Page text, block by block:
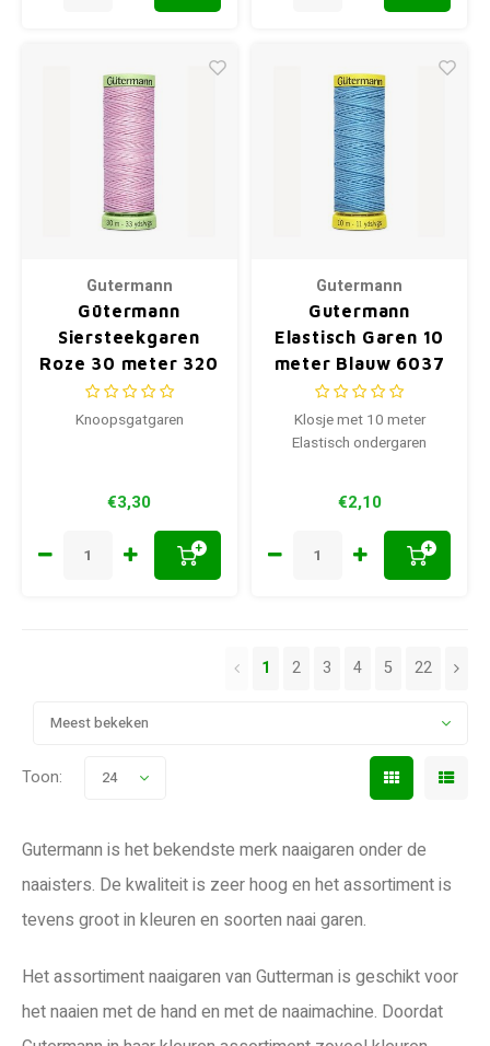
Gutermann
Gütermann
Siersteekgaren
Roze 30 meter 320
Knoopsgatgaren
€3,30
+
Gutermann
Gutermann
Elastisch Garen 10
meter Blauw 6037
Klosje met 10 meter
Elastisch ondergaren
€2,10
+
Meest bekeken
1 2 3 4 5 22
Toon: 24
Gutermann is het bekendste merk naaigaren onder de
naaisters. De kwaliteit is zeer hoog en het assortiment is
tevens groot in kleuren en soorten naai garen.
Het assortiment naaigaren van Gutterman is geschikt voor
het naaien met de hand en met de naaimachine. Doordat